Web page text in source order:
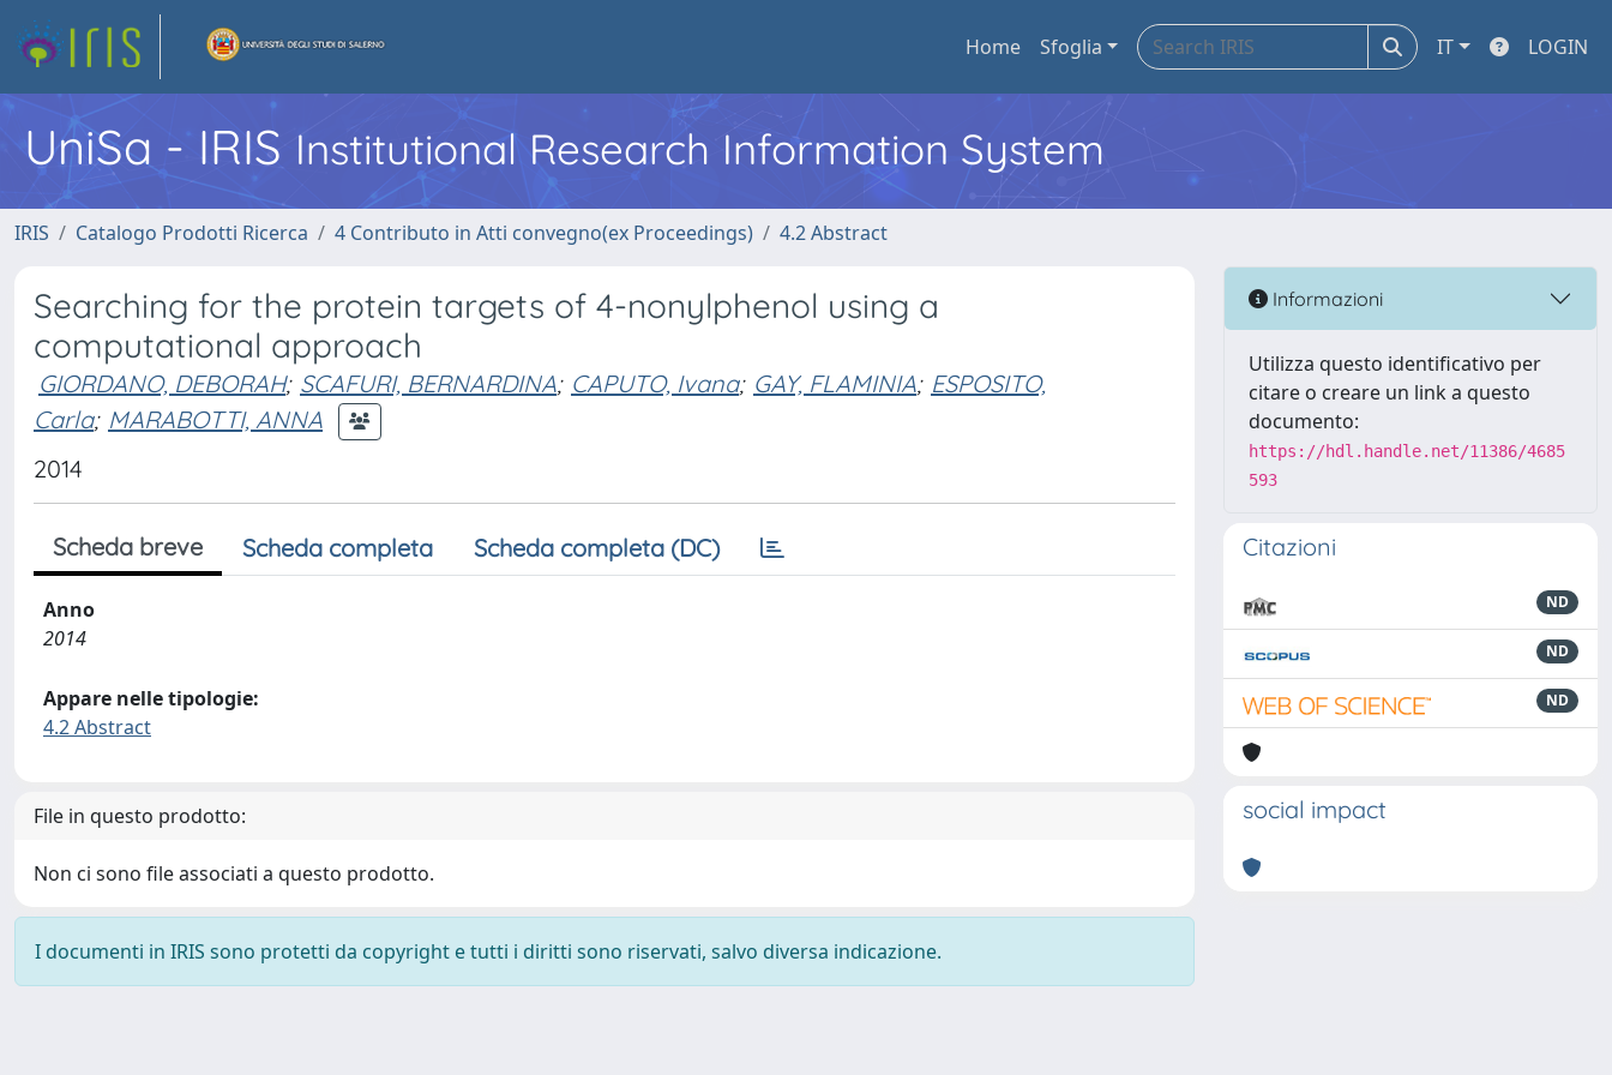
Home Sfoglia IT LOGIN
UniSa - IRIS Institutional Research Information System
IRIS Catalogo Prodotti Ricerca 4 Contributo in Atti convegno(ex Proceedings) 4.2 Abstract
Searching for the protein targets of 4-nonylphenol using a
computational approach
GIORDANO, DEBORAH; SCAFURI, BERNARDINA; CAPUTO, Ivana; GAY, FLAMINIA; ESPOSITO,
Carla; MARABOTTI, ANNA
2014
Scheda breve Scheda completa Scheda completa (DC)
Anno
2014
Appare nelle tipologie:
4.2 Abstract
File in questo prodotto:
Non ci sono file associati a questo prodotto.
I documenti in IRIS sono protetti da copyright e tutti i diritti sono riservati, salvo diversa indicazione.
Informazioni
Utilizza questo identificativo per
citare o creare un link a questo
documento:
https://hdl.handle.net/11386/4685
593
Citazioni
ND
ND
ND
social impact